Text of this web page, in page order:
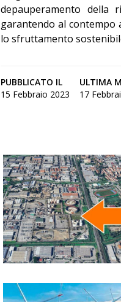
depauperamento della
garantendo al contempo
lo sfruttamento
PUBBLICATO IL
15 Febbraio 2023
ULTIMA
17